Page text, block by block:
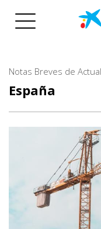
Notas Breves de
España